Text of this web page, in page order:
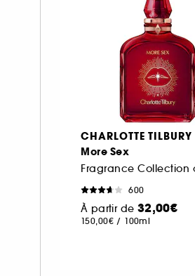
CHARLOTTE TILBURY
More Sex
600
À partir de 32,00€
150,00€ / 100ml